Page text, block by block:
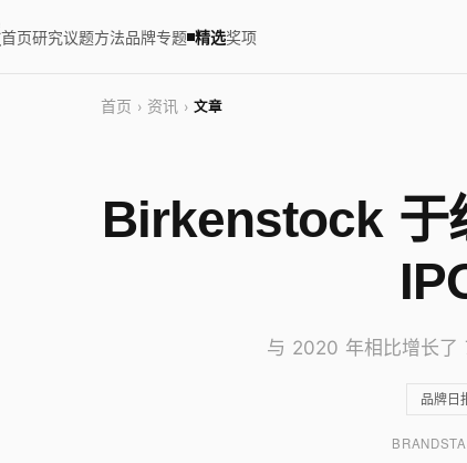
首页研究议题方法品牌专题 精选奖项
首页 › 资讯 › 文章
Birkenstock 于
与 2020 年相比增长了
品牌日